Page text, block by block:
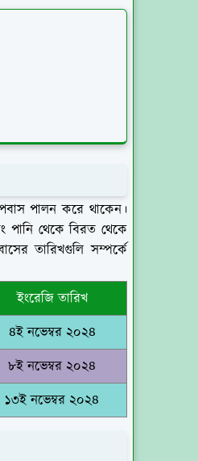
পালন করে থাকেন।
পানি থেকে বিরত থেকে
তারিখগুলি সম্পর্কে
ইংরেজি তারিখ
৪ই নভেম্বর ২০২৪
৮ই নভেম্বর ২০২৪
১৩ই নভেম্বর ২০২৪